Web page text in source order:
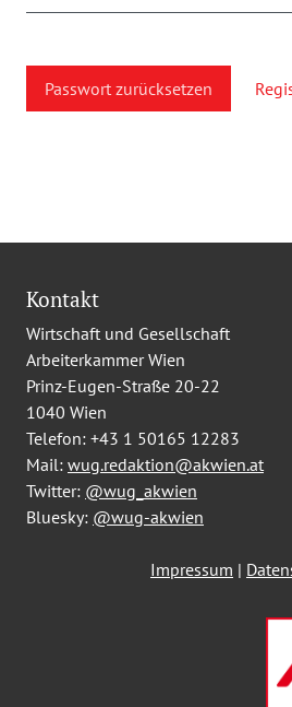
Passwort zurücksetzen
Kontakt
Wirtschaft und Gesellschaft
Arbeiterkammer Wien
Prinz-Eugen-Straße 20-22
1040 Wien
Telefon: +43 1 50165 12283
Mail: wug.redaktion@akwien.at
Twitter: @wug_akwien
Bluesky: @wug-akwien
Impressum |